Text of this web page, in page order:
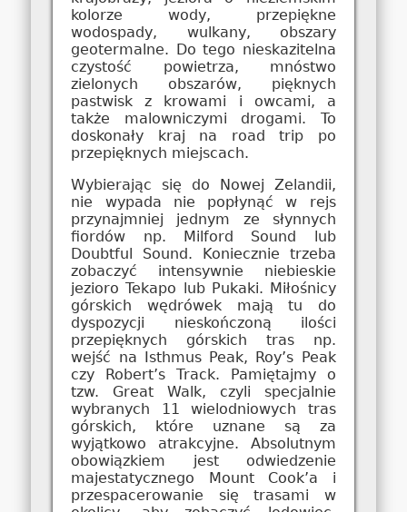
kolorze wody, przepiękne
wodospady, wulkany, obszary
geotermalne. Do tego nieskazitelna
czystość powietrza, mnóstwo
zielonych obszarów, pięknych
pastwisk z krowami i owcami, a
także malowniczymi drogami. To
doskonały kraj na road trip po
przepięknych miejscach.
Wybierając się do Nowej Zelandii,
nie wypada nie popłynąć w rejs
przynajmniej jednym ze słynnych
fiordów np. Milford Sound lub
Doubtful Sound. Koniecznie trzeba
zobaczyć intensywnie niebieskie
jezioro Tekapo lub Pukaki. Miłośnicy
górskich wędrówek mają tu do
dyspozycji nieskończoną ilości
przepięknych górskich tras np.
wejść na Isthmus Peak, Roy’s Peak
czy Robert’s Track. Pamiętajmy o
tzw. Great Walk, czyli specjalnie
wybranych 11 wielodniowych tras
górskich, które uznane są za
wyjątkowo atrakcyjne. Absolutnym
obowiązkiem jest odwiedzenie
majestatycznego Mount Cook’a i
przespacerowanie się trasami w